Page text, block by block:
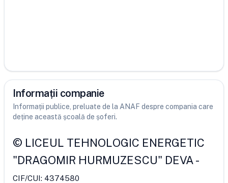
Informații companie
Informații publice, preluate de la ANAF despre compania care
deține această școală de șoferi.
© LICEUL TEHNOLOGIC ENERGETIC
"DRAGOMIR HURMUZESCU" DEVA-
CIF/CUI: 4374580